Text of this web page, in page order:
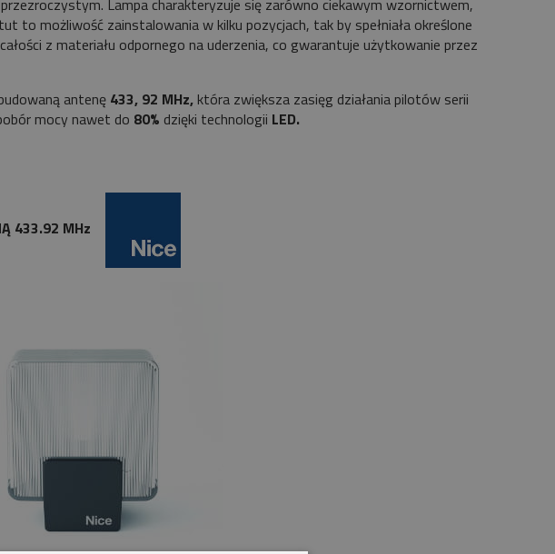
to możliwość zainstalowania w kilku pozycjach, tak by spełniała określone
z materiału odpornego na uderzenia, co gwarantuje użytkowanie przez
antenę 433, 92 MHz, która zwiększa zasięg działania pilotów serii
mocy nawet do 80% dzięki technologii LED.
433.92 MHz